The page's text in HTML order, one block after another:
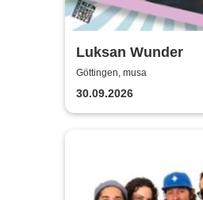
Luksan Wunder
Göttingen, musa
30.09.2026